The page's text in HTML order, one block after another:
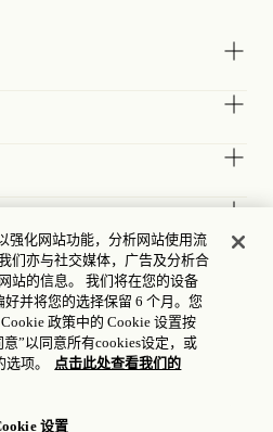
强化网站功能，分析网站使用流
们亦与社交媒体，广告及分析合
站的信息。 我们将在您的设备
好并将您的选择保留 6 个月。您
政策中的 Cookie 设置按
”以同意所有cookies设定，或
项。
点击此处查看我们的
设置